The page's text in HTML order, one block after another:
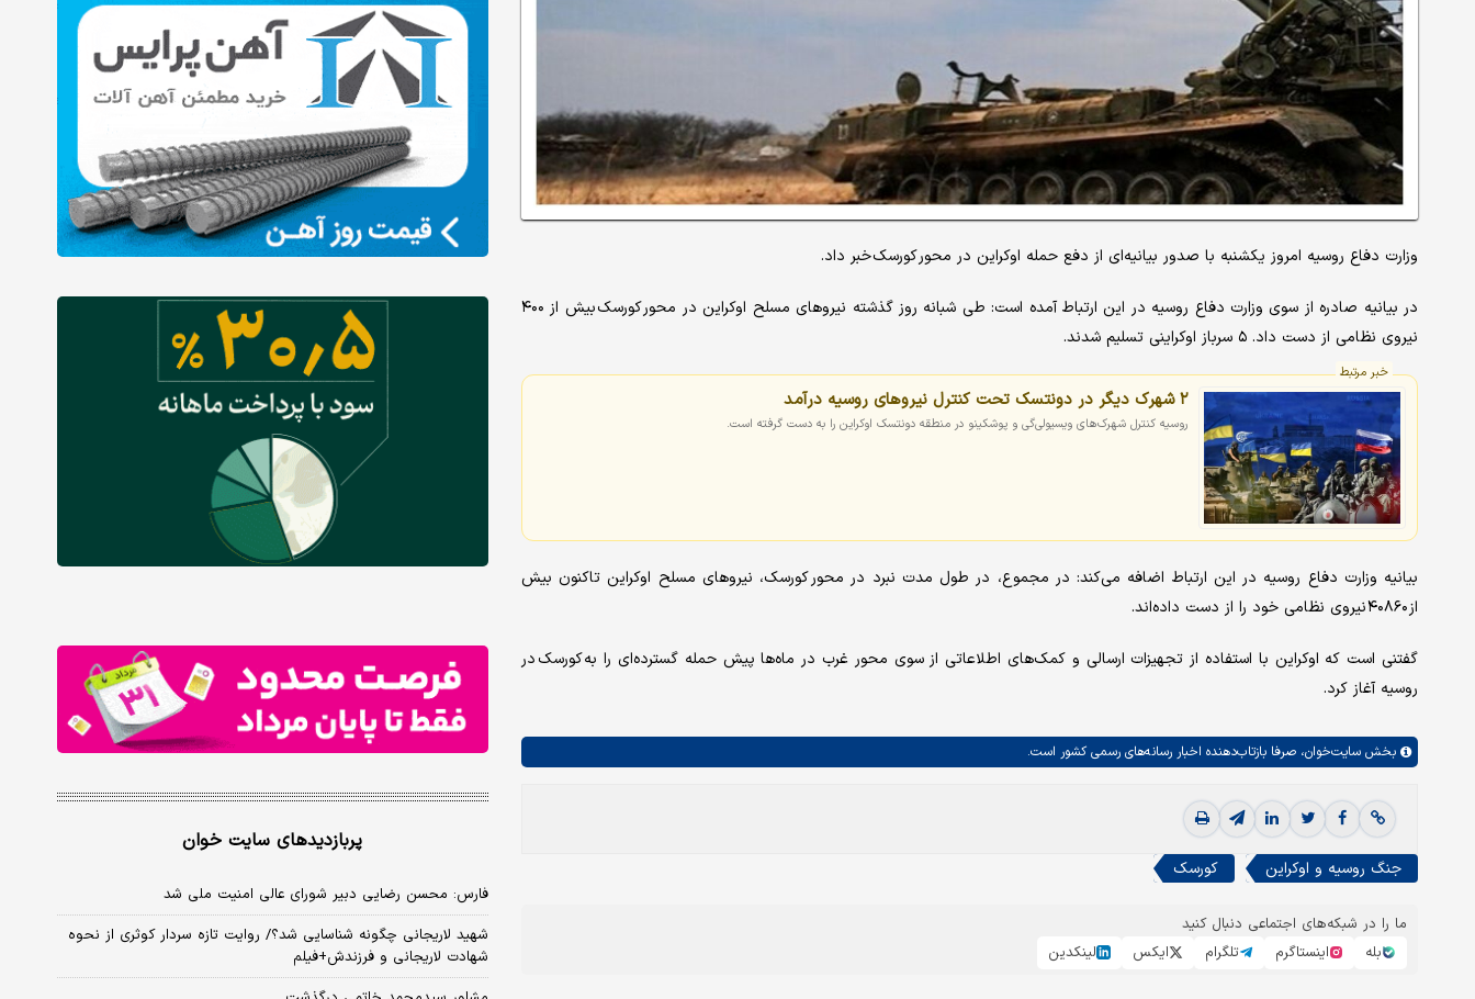
وزارت دفاع روسیه امروز یکشنبه با صدور بیانیه‌ای از دفع حمله اوکراین در محور کورسک خبر داد.
در بیانیه صادره از سوی وزارت دفاع روسیه در این ارتباط آمده است: طی شبانه روز گذشته نیروهای مسلح اوکراین در محور کورسک بیش از ۴۰۰
نیروی نظامی از دست داد. ۵ سرباز اوکراینی تسلیم شدند.
خبر مرتبط
۲ شهرک دیگر در دونتسک تحت کنترل نیروهای روسیه درآمد
روسیه کنترل شهرک‌های ویسیولی‌گی و پوشکینو در منطقه دونتسک اوکراین را به دست گرفته‌ است.
بیانیه وزارت دفاع روسیه در این ارتباط اضافه می‌کند: در مجموع، در طول مدت نبرد در محور کورسک، نیروهای مسلح اوکراین تاکنون بیش
از ۴۰۸۶۰ نیروی نظامی خود را از دست داده‌اند.
گفتنی است که اوکراین با استفاده از تجهیزات ارسالی و کمک‌های اطلاعاتی از سوی محور غرب در ماه‌ها پیش حمله گسترده‌ای را به کورسک در
روسیه آغاز کرد.
بخش سایت‌خوان، صرفا بازتاب‌دهنده اخبار رسانه‌های رسمی کشور است.
جنگ روسیه و اوکراین کورسک
ما را در شبکه‌های اجتماعی دنبال کنید
بله
اینستاگرم تلگرام ایکس لینکدین
پربازدیدهای سایت خوان
فارس: محسن رضایی دبیر شورای عالی امنیت ملی شد
شهید لاریجانی چگونه شناسایی شد؟/ روایت تازه سردار کوثری از نحوه
شهادت لاریجانی و فرزندش+فیلم